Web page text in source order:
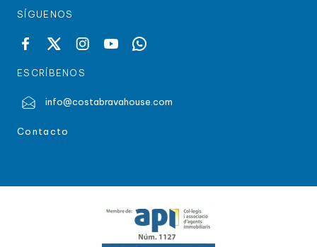
SÍGUENOS
ESCRÍBENOS
info@costabravahouse.com
Contacto